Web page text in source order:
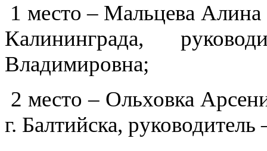
1 место – Мальцева
Калининграда,
Владимировна;
2 место – Ольховка
г. Балтийска,